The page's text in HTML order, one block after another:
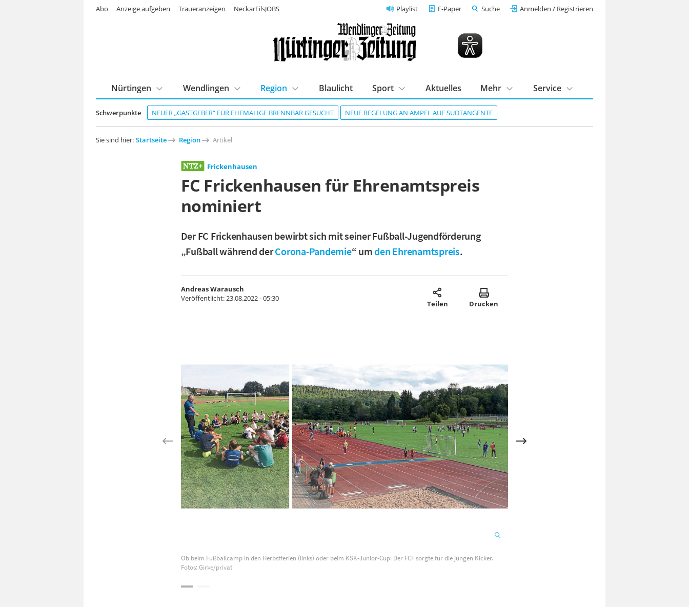
Playlist E-Paper Suche Anmelden / Registrieren
Schwerpunkte NEUER „GASTGEBER“ FÜR EHEMALIGE BRENNBAR GESUCHT NEUE REGELUNG AN AMPEL AUF SÜDTANGENTE
Nürtingen Wendlingen Region Blaulicht Sport Aktuelles Mehr Service
Abo Anzeige aufgeben Traueranzeigen NeckarFilsJOBS
Sie sind hier: Startseite Region Artikel
Frickenhausen
FC Frickenhausen für Ehrenamtspreis
nominiert
Der FC Frickenhausen bewirbt sich mit seiner Fußball-Jugendförderung
„Fußball während derCorona-Pandemie“ umden Ehrenamtspreis.
Andreas Warausch
Veröffentlicht:23.08.2022 - 05:30
Teilen Drucken
Ob beim Fußballcamp in den Herbstferien (links) oder beim KSK-Junior-Cup: Der FCF sorgte für die jungen Kicker.
Fotos: Girke/privat